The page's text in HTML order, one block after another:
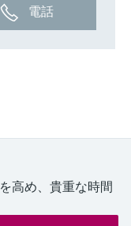
電話
高め、貴重な時間